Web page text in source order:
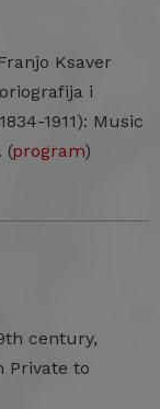
Ksaver
i
1911): Music
(program)
century,
Private to